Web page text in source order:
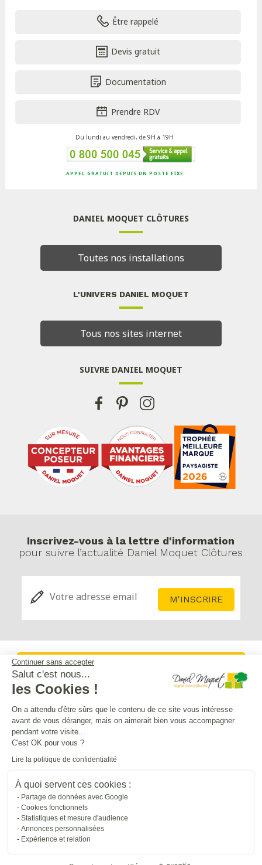
Continuer sans accepter
Salut c'est nous...
les Cookies !
On a attendu d'être sûrs que le contenu de ce site vous intéresse
avant de vous déranger, mais on aimerait bien vous accompagner
pendant votre visite...
C'est OK pour vous ?
Lire la politique de confidentialité
À quoi servent ces cookies :
Partage de données avec Google
Cookies fonctionnels
Statistiques et mesure d'audience
Annonces personnalisées
Expérience et relation
Être rappelé
Devis gratuit
Documentation
Prendre RDV
Du lundi au vendredi, de 9H à 19H
APPEL GRATUIT DEPUIS UN POSTE FIXE
DANIEL MOQUET CLÔTURES
Toutes nos installations
L'UNIVERS DANIEL MOQUET
Tous nos sites internet
SUIVRE DANIEL MOQUET
Inscrivez-vous à la lettre d'information
pour suivre l’actualité Daniel Moquet Clôtures
Mentions légales
Crédits Agence de communication
Droit à l'oubli